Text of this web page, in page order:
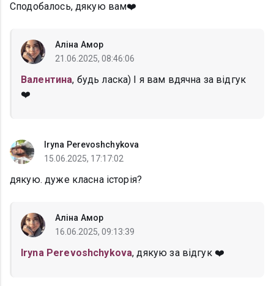
Сподобалось, дякую вам❤️
Аліна Амор
21.06.2025, 08:46:06
Валентина, будь ласка) І я вам вдячна за відгук
❤️
Iryna Perevoshchykova
15.06.2025, 17:17:02
дякую. дуже класна історія?
Аліна Амор
16.06.2025, 09:13:39
Iryna Perevoshchykova, дякую за відгук ❤️